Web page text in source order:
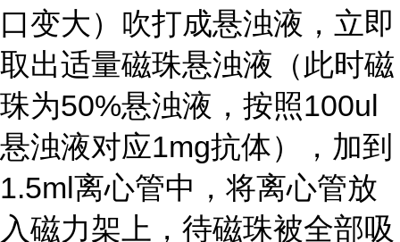
口变大）吹打成悬浊液，立即
取出适量磁珠悬浊液（此时磁
珠为50%悬浊液，按照100ul
悬浊液对应1mg抗体），加到
1.5ml离心管中，将离心管放
入磁力架上，待磁珠被全部吸